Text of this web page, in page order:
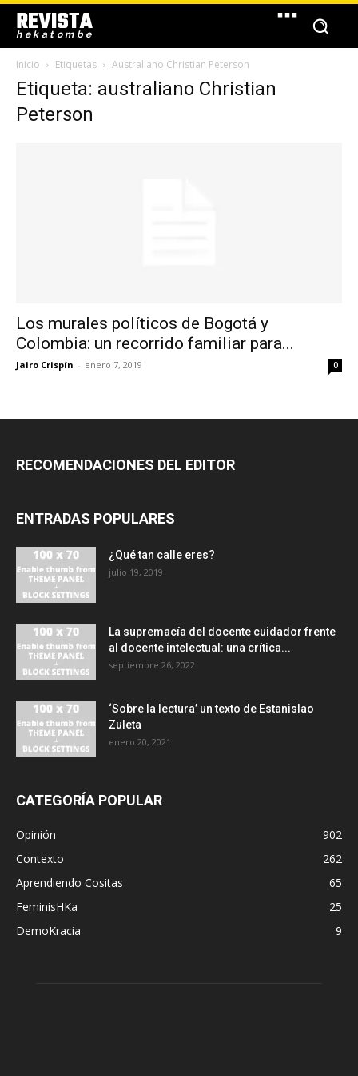
REVISTA
hekatombe
Inicio Etiquetas Australiano Christian Peterson
Etiqueta: australiano Christian
Peterson
Los murales políticos de Bogotá y
Colombia: un recorrido familiar para...
Jairo Crispín - enero 7, 2019 0
RECOMENDACIONES DEL EDITOR
ENTRADAS POPULARES
¿Qué tan calle eres?
julio 19, 2019
La supremacía del docente cuidador frente
al docente intelectual: una crítica...
septiembre 26, 2022
‘Sobre la lectura’ un texto de Estanislao
Zuleta
enero 20, 2021
CATEGORÍA POPULAR
Opinión
902
Contexto
262
Aprendiendo Cositas
65
FeminisHKa
25
DemoKracia
9